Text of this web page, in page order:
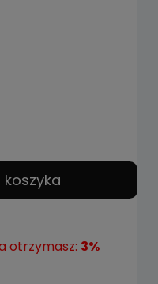
koszyka
otrzymasz: 3%